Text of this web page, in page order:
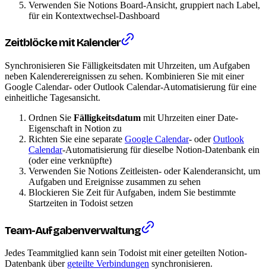
Verwenden Sie Notions Board-Ansicht, gruppiert nach Label,
für ein Kontextwechsel-Dashboard
Zeitblöcke mit Kalender
Synchronisieren Sie Fälligkeitsdaten mit Uhrzeiten, um Aufgaben
neben Kalenderereignissen zu sehen. Kombinieren Sie mit einer
Google Calendar- oder Outlook Calendar-Automatisierung für eine
einheitliche Tagesansicht.
Ordnen Sie Fälligkeitsdatum mit Uhrzeiten einer Date-
Eigenschaft in Notion zu
Richten Sie eine separate Google Calendar- oderOutlook
Calendar-Automatisierung für dieselbe Notion-Datenbank ein
(oder eine verknüpfte)
Verwenden Sie Notions Zeitleisten- oder Kalenderansicht, um
Aufgaben und Ereignisse zusammen zu sehen
Blockieren Sie Zeit für Aufgaben, indem Sie bestimmte
Startzeiten in Todoist setzen
Team-Aufgabenverwaltung
Jedes Teammitglied kann sein Todoist mit einer geteilten Notion-
Datenbank über geteilte Verbindungen synchronisieren.